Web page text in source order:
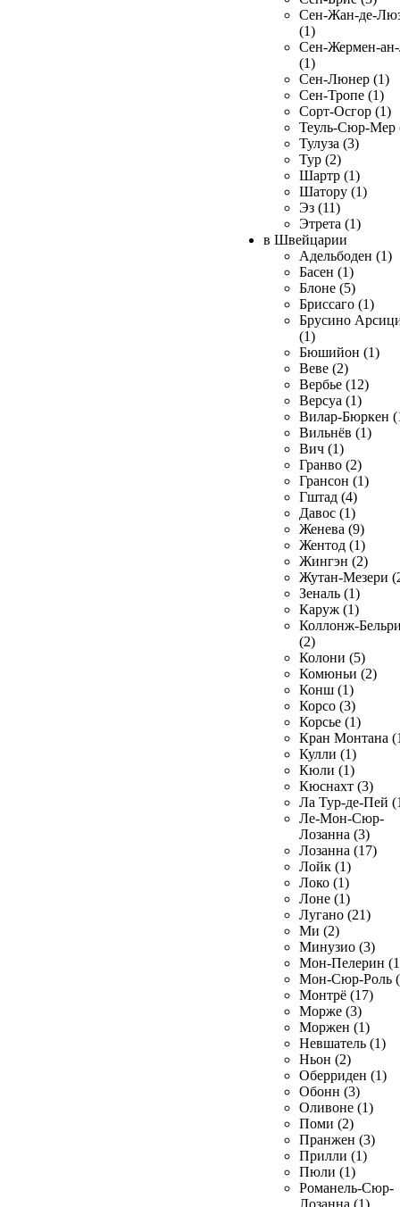
Сен-Жан-де-
(1)
Сен-Жермен-
(1)
Сен-Люнер (1)
Сен-Тропе (1)
Сорт-Осгор (1)
Теуль-Сюр-Мер
Тулуза (3)
Тур (2)
Шартр (1)
Шатору (1)
Эз (11)
Этрета (1)
в Швейцарии
Адельбоден (1)
Басен (1)
Блоне (5)
Бриссаго (1)
Брусино
(1)
Бюшийон (1)
Веве (2)
Вербье (12)
Версуа (1)
Вилар-Бюркен
Вильнёв (1)
Вич (1)
Гранво (2)
Грансон (1)
Гштад (4)
Давос (1)
Женева (9)
Жентод (1)
Жингэн (2)
Жутан-Мезери
Зеналь (1)
Каруж (1)
Коллонж-
(2)
Колони (5)
Комюньи (2)
Конш (1)
Корсо (3)
Корсье (1)
Кран Монтана
Кулли (1)
Кюли (1)
Кюснахт (3)
Ла Тур-де-Пей
Ле-Мон-Сюр-
Лозанна (3)
Лозанна (17)
Лойк (1)
Локо (1)
Лоне (1)
Лугано (21)
Ми (2)
Минузио (3)
Мон-Пелерин
Мон-Сюр-Роль
Монтрё (17)
Морже (3)
Моржен (1)
Невшатель (1)
Ньон (2)
Оберриден (1)
Обонн (3)
Оливоне (1)
Поми (2)
Пранжен (3)
Прилли (1)
Пюли (1)
Романель-Сюр-
Лозанна (1)